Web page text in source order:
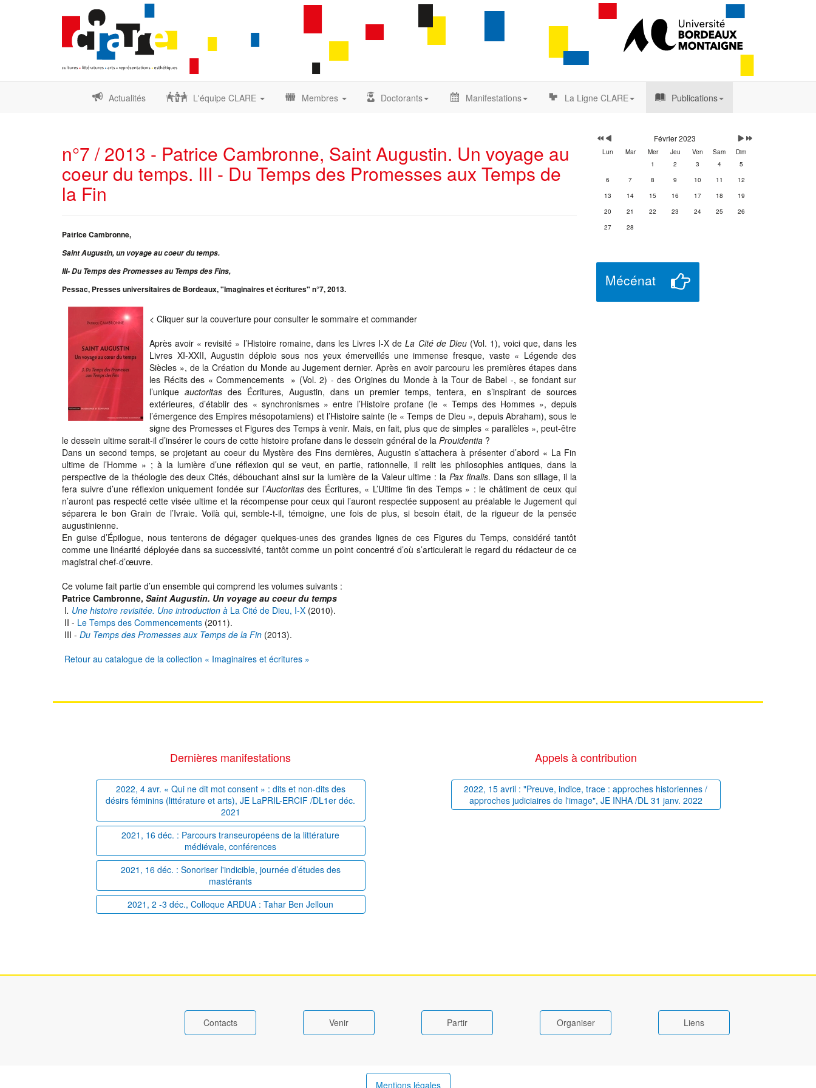
Actualités L'équipe CLARE Membres Doctorants Manifestations La Ligne CLARE Publications
n°7 / 2013 - Patrice Cambronne, Saint Augustin. Un voyage au
coeur du temps. III - Du Temps des Promesses aux Temps de
la Fin
Patrice Cambronne,
Saint Augustin, un voyage au coeur du temps.
III-Du Temps des Promesses au Temps des Fins,
Pessac, Presses universitaires de Bordeaux, "Imaginaires et écritures" n°7, 2013.
< Cliquer sur la couverture pour consulter le sommaire et commander
Après avoir « revisité » l’Histoire romaine, dans les Livres I-X deLa Cité de Dieu (Vol. 1), voici que, dans les
Livres XI-XXII, Augustin déploie sous nos yeux émerveillés une immense fresque, vaste « Légende des
Siècles », de la Création du Monde au Jugement dernier. Après en avoir parcouru les premières étapes dans
les Récits des « Commencements » (Vol. 2) - des Origines du Monde à la Tour de Babel -, se fondant sur
l’unique auctoritas des Écritures, Augustin, dans un premier temps, tentera, en s’inspirant de sources
extérieures, d’établir des « synchronismes » entre l’Histoire profane (le « Temps des Hommes », depuis
l’émergence des Empires mésopotamiens) et l’Histoire sainte (le « Temps de Dieu », depuis Abraham), sous le
signe des Promesses et Figures des Temps à venir. Mais, en fait, plus que de simples « parallèles », peut-être
le dessein ultime serait-il d’insérer le cours de cette histoire profane dans le dessein général de la Prouidentia ?
Dans un second temps, se projetant au coeur du Mystère des Fins dernières, Augustin s’attachera à présenter d’abord « La Fin
ultime de l’Homme » ; à la lumière d’une réflexion qui se veut, en partie, rationnelle, il relit les philosophies antiques, dans la
perspective de la théologie des deux Cités, débouchant ainsi sur la lumière de la Valeur ultime : laPax finalis. Dans son sillage, il la
fera suivre d’une réflexion uniquement fondée sur l’Auctoritasdes Écritures, « L’Ultime fin des Temps » : le châtiment de ceux qui
n’auront pas respecté cette visée ultime et la récompense pour ceux qui l’auront respectée supposent au préalable le Jugement qui
séparera le bon Grain de l’Ivraie. Voilà qui, semble-t-il, témoigne, une fois de plus, si besoin était, de la rigueur de la pensée
augustinienne.
En guise d’Épilogue, nous tenterons de dégager quelques-unes des grandes lignes de ces Figures du Temps, considéré tantôt
comme une linéarité déployée dans sa successivité, tantôt comme un point concentré d’où s’articulerait le regard du rédacteur de ce
magistral chef-d’œuvre.
Ce volume fait partie d’un ensemble qui comprend les volumes suivants :
Patrice Cambronne, Saint Augustin. Un voyage au coeur du temps
I. Une histoire revisitée. Une introduction à La Cité de Dieu, I-X (2010).
II - Le Temps des Commencements (2011).
III - Du Temps des Promesses aux Temps de la Fin (2013).
Retour au catalogue de la collection « Imaginaires et écritures »
Février 2023
Lun Mar Mer Jeu Ven Sam
Dim
1
2 3 4
5
6
7 8 9 10 11
12
13
14 15 16 17 18
19
20
21 22 23 24 25
26
27
28
Mécénat
Dernières manifestations
2022, 4 avr. « Qui ne dit mot consent » : dits et non-dits des
désirs féminins (littérature et arts), JE LaPRIL-ERCIF /DL1er déc.
2021
2021, 16 déc. : Parcours transeuropéens de la littérature
médiévale, conférences
2021, 16 déc. : Sonoriser l'indicible, journée d’études des
mastérants
2021, 2 -3 déc., Colloque ARDUA : Tahar Ben Jelloun
Appels à contribution
2022, 15 avril : "Preuve, indice, trace : approches historiennes /
approches judiciaires de l'image", JE INHA /DL 31 janv. 2022
Contacts Venir Partir Organiser Liens
Mentions légales